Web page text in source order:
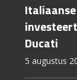
Ducati
5 augustus